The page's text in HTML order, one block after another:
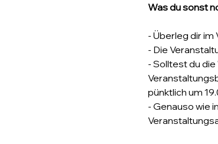
Was du sonst
- Überleg dir im
- Die
- Solltest du
pünktlich um
- Genauso wie